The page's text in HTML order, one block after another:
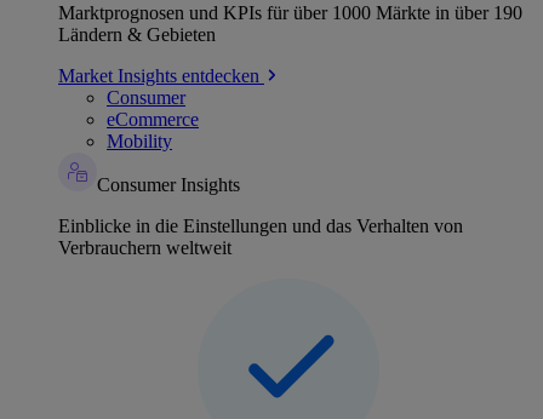
Marktprognosen und KPIs für über 1000 Märkte in über 190
Ländern & Gebieten
Market Insights entdecken
Consumer
eCommerce
Mobility
Consumer Insights
Einblicke in die Einstellungen und das Verhalten von
Verbrauchern weltweit